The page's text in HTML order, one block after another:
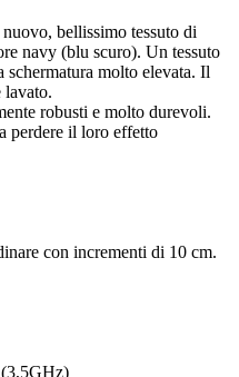
bellissimo tessuto di
navy (blu scuro). Un tessuto
molto elevata. Il
lavato.
robusti e molto durevoli.
perdere il loro effetto
con incrementi di 10 cm.